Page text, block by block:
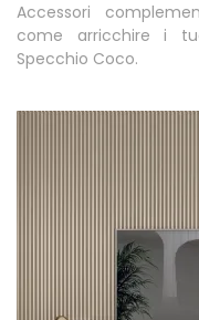
Accessori
come arricchire i
Specchio Coco.